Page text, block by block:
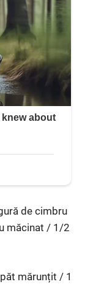
de cimbru
măcinat / 1/2
mărunțit / 1